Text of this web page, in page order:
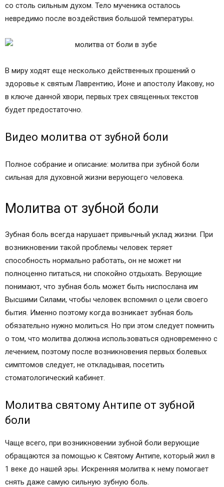
со столь сильным духом. Тело мученика осталось
невредимо после воздействия большой температуры.
В миру ходят еще несколько действенных прошений о
здоровье к святым Лаврентию, Ионе и апостолу Иакову, но
в ключе данной хвори, первых трех священных текстов
будет предостаточно.
Видео молитва от зубной боли
Полное собрание и описание: молитва при зубной боли
сильная для духовной жизни верующего человека.
Молитва от зубной боли
Зубная боль всегда нарушает привычный уклад жизни. При
возникновении такой проблемы человек теряет
способность нормально работать, он не может ни
полноценно питаться, ни спокойно отдыхать. Верующие
понимают, что зубная боль может быть ниспослана им
Высшими Силами, чтобы человек вспомнил о цели своего
бытия. Именно поэтому когда возникает зубная боль
обязательно нужно молиться. Но при этом следует помнить
о том, что молитва должна использоваться одновременно с
лечением, поэтому после возникновения первых болевых
симптомов следует, не откладывая, посетить
стоматологический кабинет.
Молитва святому Антипе от зубной
боли
Чаще всего, при возникновении зубной боли верующие
обращаются за помощью к Святому Антипе, который жил в
1 веке до нашей эры. Искренняя молитва к нему помогает
снять даже самую сильную зубную боль.